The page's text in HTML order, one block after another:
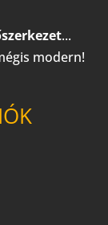
...
modern!